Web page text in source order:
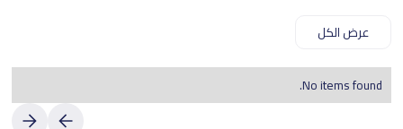
عرض الكل
No items found.